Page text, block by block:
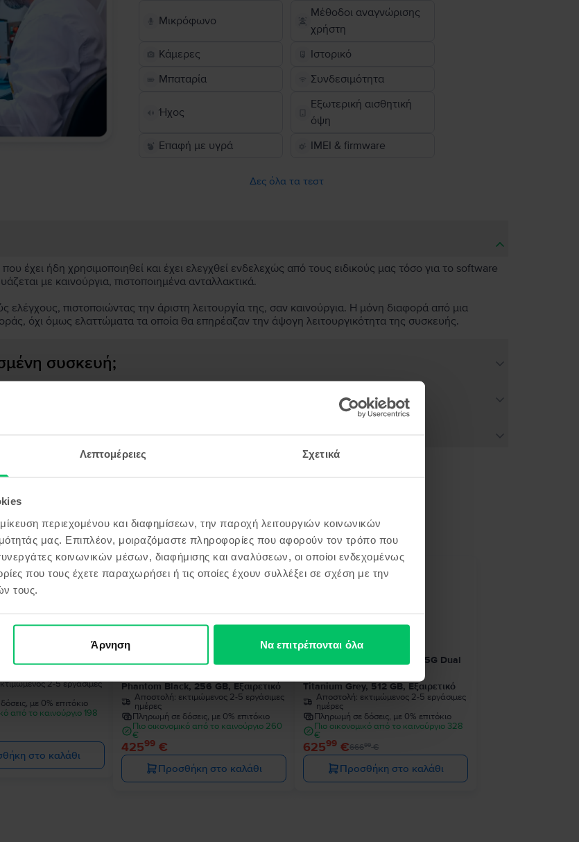
Λεπτομέρειες Σχετικά
περιεχομένου και διαφημίσεων, την παροχή λειτουργιών κοινωνικών
μας. Επιπλέον, μοιραζόμαστε πληροφορίες που αφορούν τον τρόπο που
κοινωνικών μέσων, διαφήμισης και αναλύσεων, οι οποίοι ενδεχομένως
που τους έχετε παραχωρήσει ή τις οποίες έχουν συλλέξει σε σχέση με την
τους.
Άρνηση Να επιτρέπονται όλα
Μικρόφωνο
Μέθοδοι αναγνώρισης
χρήστη
Κάμερες
Ιστορικό
Μπαταρία
Συνδεσιμότητα
Ήχος
Εξωτερική αισθητική
όψη
Επαφή με υγρά
IMEI & firmware
Δες όλα τα τεστ
έχει ήδη χρησιμοποιηθεί και έχει ελεγχθεί ενδελεχώς από τους ειδικούς μας τόσο για το software
με καινούργια, πιστοποιημένα ανταλλακτικά.
πιστοποιώντας την άριστη λειτουργία της, σαν καινούργια. Η μόνη διαφορά από μια
όχι όμως ελαττώματα τα οποία θα επηρέαζαν την άψογη λειτουργικότητα της συσκευής.
συσκευή;
παρόμοια με την αναζήτησή σου
S22 5G Dual Sim
2-5 εργάσιμες
με 0% επιτόκιο
από το καινούργιο 198
στο καλάθι
Samsung Galaxy S22 Ultra 5G Dual
Phantom Black, 256 GB, Εξαιρετικό
Αποστολή: εκτιμώμενος 2-5 εργάσιμες
ημέρες
Πληρωμή σε δόσεις, με 0% επιτόκιο
Πιο οικονομικό από το καινούργιο 260
€
42599 €
Προσθήκη στο καλάθι
- 41 €
Samsung Galaxy S24 Ultra 5G Dual
Titanium Grey, 512 GB, Εξαιρετικό
Αποστολή: εκτιμώμενος 2-5 εργάσιμες
ημέρες
Πληρωμή σε δόσεις, με 0% επιτόκιο
Πιο οικονομικό από το καινούργιο 328
€
62599 €66699€
Προσθήκη στο καλάθι